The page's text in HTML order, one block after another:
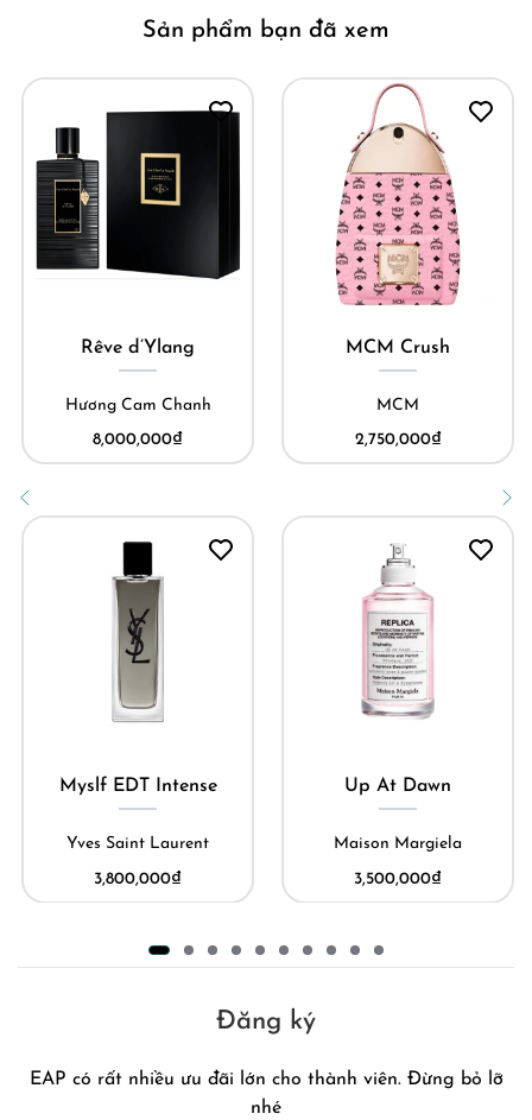
Sản phẩm bạn đã xem
Rêve d’Ylang
Hương Cam Chanh
8,000,000₫
Myslf EDT Intense
Yves Saint Laurent
3,800,000₫
MCM Crush
MCM
2,750,000₫
Up At Dawn
Maison Margiela
3,500,000₫
Đăng ký
EAP có rất nhiều ưu đãi lớn cho thành viên. Đừng bỏ lỡ
nhé